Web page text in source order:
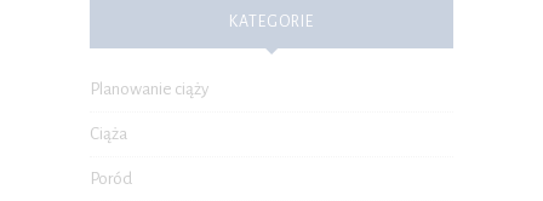
KATEGORIE
Planowanie ciąży
Ciąża
Poród